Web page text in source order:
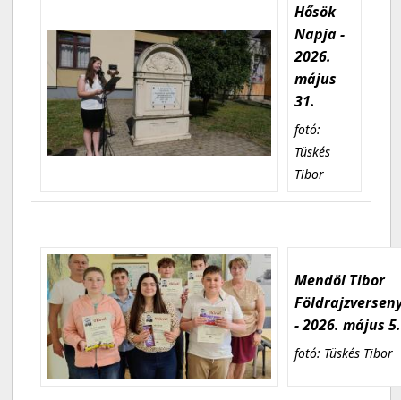
Hősök
Napja -
2026.
május
31.
fotó:
Tüskés
Tibor
Mendöl Tibor
- 2026. május 5.
fotó: Tüskés Tibor